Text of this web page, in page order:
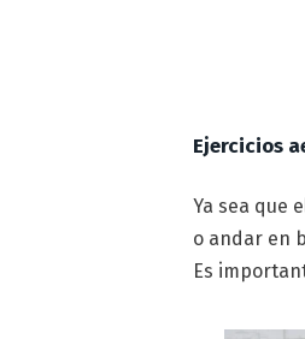
Ejercicios
Ya sea que
o andar en
Es